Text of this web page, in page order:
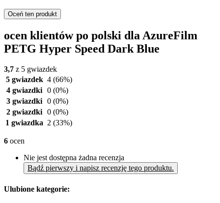
Oceń ten produkt
ocen klientów po polski dla AzureFilm
PETG Hyper Speed Dark Blue
3,7 z 5 gwiazdek
5 gwiazdek 4 (66%)
4 gwiazdki 0 (0%)
3 gwiazdki 0 (0%)
2 gwiazdki 0 (0%)
1 gwiazdka 2 (33%)
6 ocen
Nie jest dostępna żadna recenzja
Bądź pierwszy i napisz recenzję tego produktu.
Ulubione kategorie: